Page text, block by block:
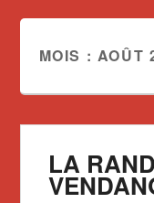
MOIS : AOÛT
LA